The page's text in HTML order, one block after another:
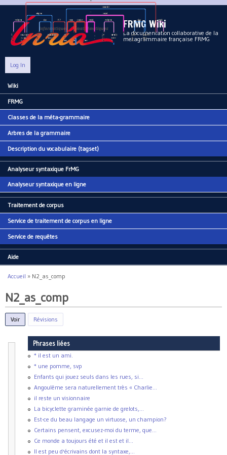
Aller au contenu principal
FRMG Wiki
La documentation collaborative de la
metagrammaire française FRMG
Log In
Main menu
Wiki
FRMG
Classes de la méta-grammaire
Arbres de la grammaire
Description du vocabulaire (tagset)
Analyseur syntaxique FrMG
Analyseur syntaxique en ligne
Traitement de corpus
Service de traitement de corpus en ligne
Service de requêtes
Aide
Vous êtes ici
Accueil » N2_as_comp
N2_as_comp
Voir (onglet actif)
Révisions
class N2_as_comp
{
%% We may use both saturated and
%% <: cnoun;
%% desc.ht = value([arg0:
Root >>
AdjP >> N2;
node Root : [cat:comp,id
node AdjP : [cat: adjP,
node
N2 : [ cat :N2,
adjP
Phrases liées
* il est un ami.
* une pomme, svp
Enfants qui jouez seuls dans les rues, si...
Angoulême sera naturellement très « Charlie...
il reste un visionnaire
La bicyclette graminée garnie de grelots,...
Est-ce du beau langage un virtuose, un champion?
Certains pensent, excusez-moi du terme, que...
Ce monde a toujours été et il est et il...
Il est peu d'écrivains dont la syntaxe,...